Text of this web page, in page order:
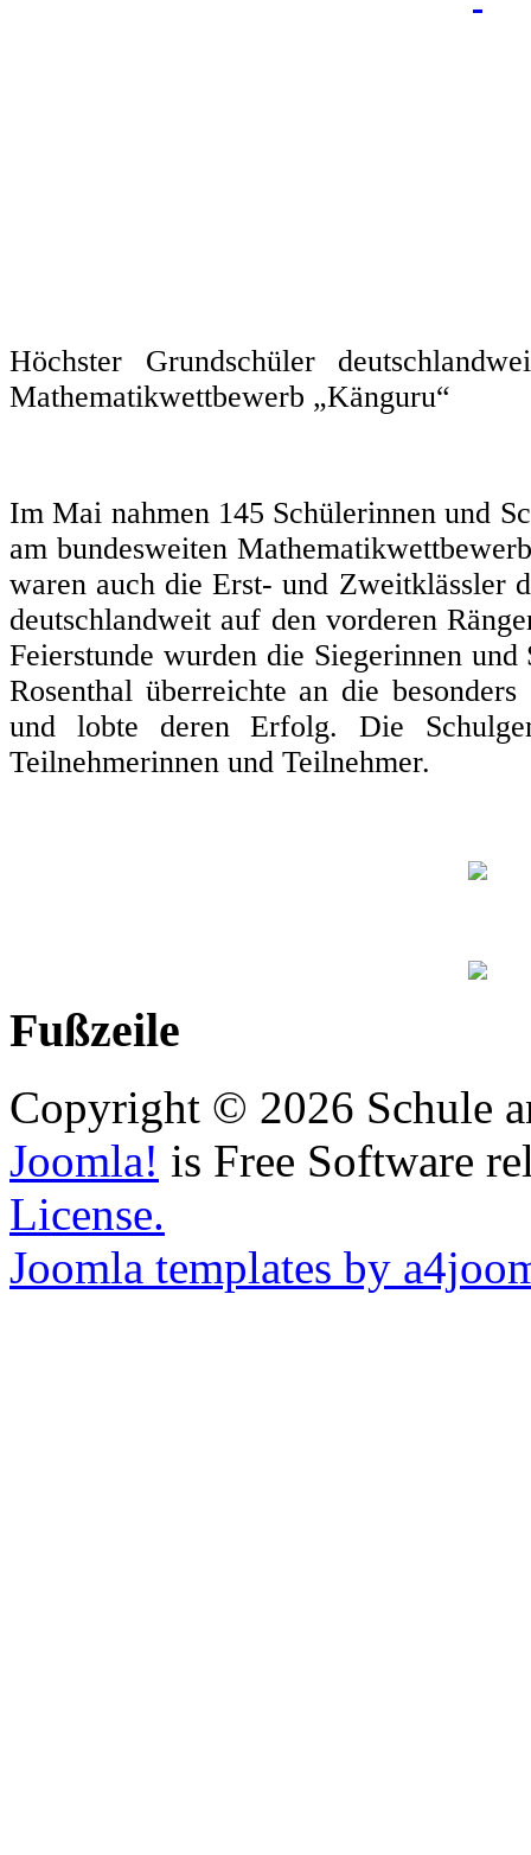
Höchster Grundschüler
Mathematikwettbewerb „Känguru“
Im Mai nahmen 145 Schülerinnen und
am bundesweiten
waren auch die Erst- und Zweitklässler
deutschlandweit auf den vorderen
Feierstunde wurden die Siegerinnen
Rosenthal überreichte an die
und lobte deren Erfolg. Die
Teilnehmerinnen und Teilnehmer.
Fußzeile
Copyright © 2026 Schule
Joomla! is Free Software
License.
Joomla templates by